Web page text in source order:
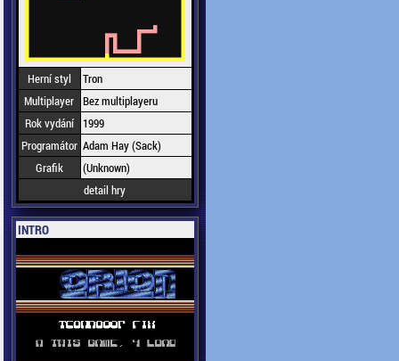
Herní styl
Tron
Multiplayer Bez multiplayeru
Rok vydání
1999
Programátor Adam Hay (Sack)
Grafik
(Unknown)
detail hry
INTRO